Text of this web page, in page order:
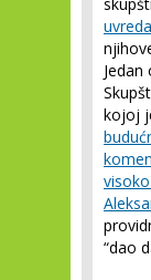
kojoj
“dao